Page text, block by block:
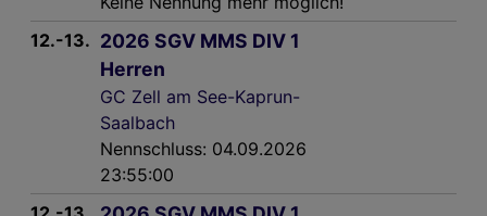
12.-13. 2026 SGV MMS DIV 1
Herren
GC Zell am See-Kaprun-
Saalbach
Nennschluss: 04.09.2026
23:55:00